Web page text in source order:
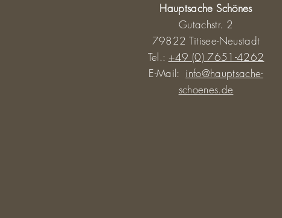
Hauptsache Schönes
Gutachstr. 2
79822 Titisee-Neustadt
Tel.: +49 (0) 7651-4262
E-Mail: info@hauptsache-
schoenes.de